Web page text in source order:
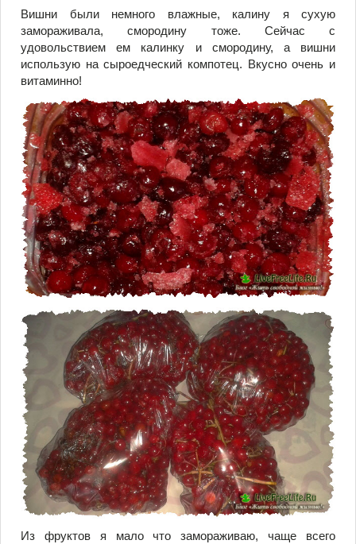
Вишни были немного влажные, калину я сухую
замораживала, смородину тоже. Сейчас с
удовольствием ем калинку и смородину, а вишни
использую на сыроедческий компотец. Вкусно очень и
витаминно!
Из фруктов я мало что замораживаю, чаще всего